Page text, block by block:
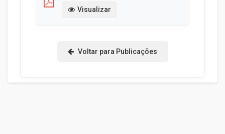
Visualizar
Voltar para Publicações